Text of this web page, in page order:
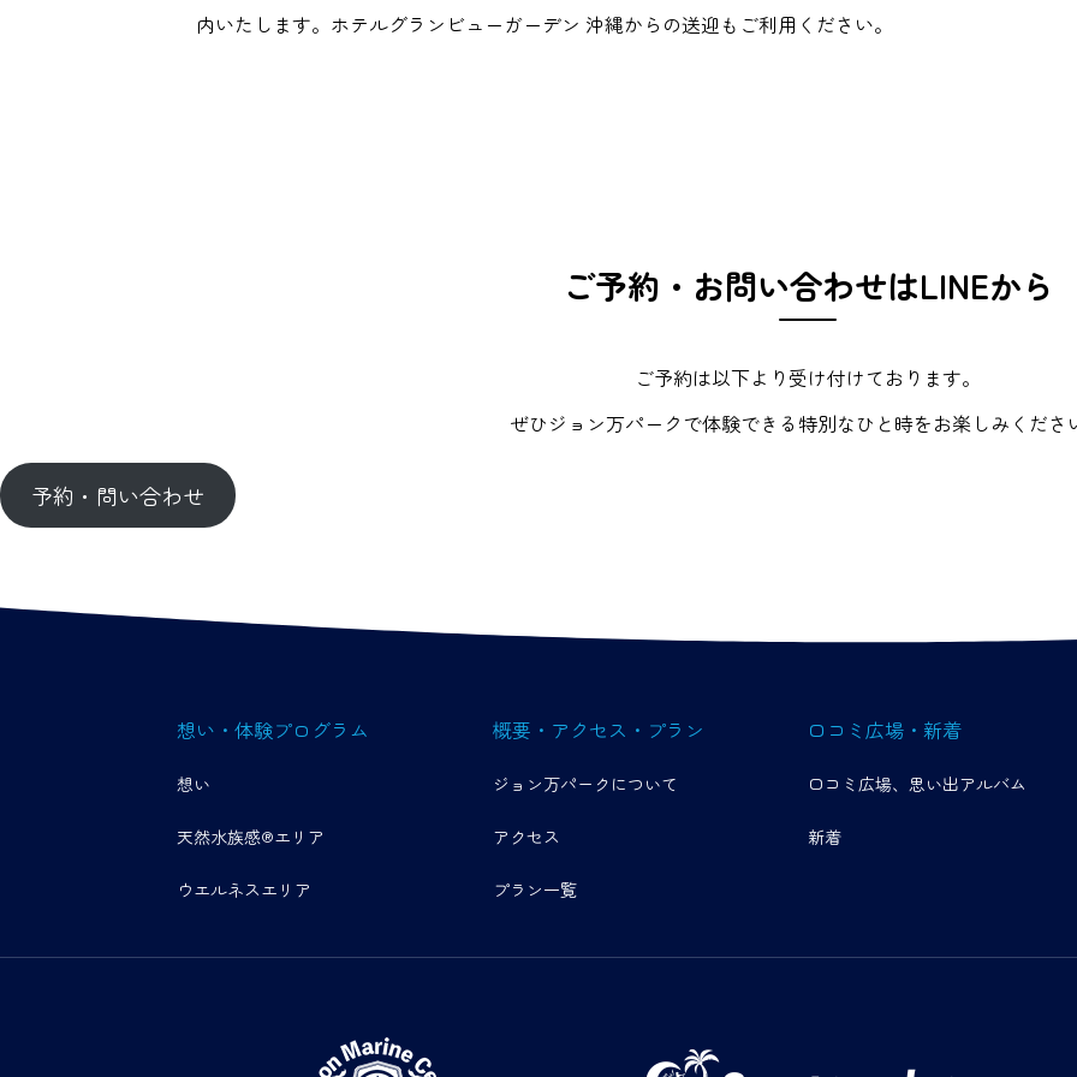
内いたします。ホテルグランビューガーデン 沖縄からの送迎もご利用ください。
ご予約・お問い合わせはLINEから
ご予約は以下より受け付けております。
ぜひジョン万パークで体験できる特別なひと時をお楽しみくださ
予約・問い合わせ
想い・体験プログラム
想い
天然水族感®エリア
ウエルネスエリア
概要・アクセス・プラン
ジョン万パークについて
アクセス
プラン一覧
口コミ広場・新着
口コミ広場、思い出アルバム
新着